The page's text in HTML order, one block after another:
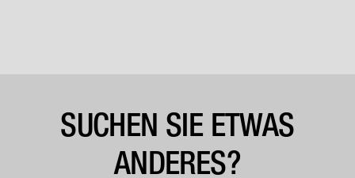
SUCHEN SIE ETWAS
ANDERES?